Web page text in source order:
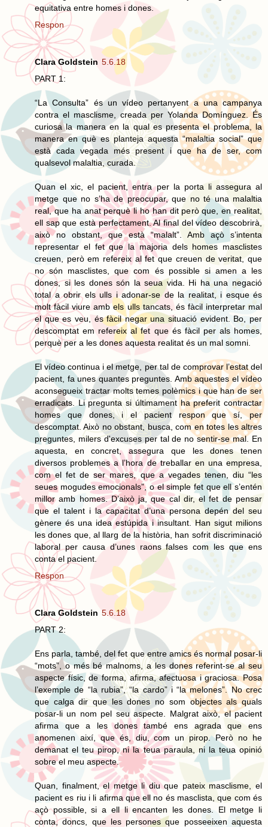
equitativa entre homes i dones.
Respon
Clara Goldstein 5.6.18
PART 1:
“La Consulta” és un vídeo pertanyent a una campanya
contra el masclisme, creada per Yolanda Domínguez. És
curiosa la manera en la qual es presenta el problema, la
manera en què es planteja aquesta “malaltia social” que
està cada vegada més present i que ha de ser, com
qualsevol malaltia, curada.
Quan el xic, el pacient, entra per la porta li assegura al
metge que no s’ha de preocupar, que no té una malaltia
real, que ha anat perquè li ho han dit però que, en realitat,
ell sap que està perfectament. Al final del vídeo descobrirà,
això no obstant, que està “malalt”. Amb açò s’intenta
representar el fet que la majoria dels homes masclistes
creuen, però em refereix al fet que creuen de veritat, que
no són masclistes, que com és possible si amen a les
dones, si les dones són la seua vida. Hi ha una negació
total a obrir els ulls i adonar-se de la realitat, i esque és
molt fàcil viure amb els ulls tancats, és fàcil interpretar mal
el que es veu, és fàcil negar una situació evident. Bo, per
descomptat em refereix al fet que és fàcil per als homes,
perquè per a les dones aquesta realitat és un mal somni.
El vídeo continua i el metge, per tal de comprovar l’estat del
pacient, fa unes quantes preguntes. Amb aquestes el vídeo
aconsegueix tractar molts temes polèmics i que han de ser
erradicats. Li pregunta si últimament ha preferit contractar
homes que dones, i el pacient respon que sí, per
descomptat. Això no obstant, busca, com en totes les altres
preguntes, milers d'excuses per tal de no sentir-se mal. En
aquesta, en concret, assegura que les dones tenen
diversos problemes a l’hora de treballar en una empresa,
com el fet de ser mares, que a vegades tenen, diu “les
seues mogudes emocionals”, o el simple fet que ell s’entén
millor amb homes. D’això ja, que cal dir, el fet de pensar
que el talent i la capacitat d’una persona depén del seu
gènere és una idea estúpida i insultant. Han sigut milions
les dones que, al llarg de la història, han sofrit discriminació
laboral per causa d’unes raons falses com les que ens
conta el pacient.
Respon
Clara Goldstein 5.6.18
PART 2:
Ens parla, també, del fet que entre amics és normal posar-li
“mots”, o més bé malnoms, a les dones referint-se al seu
aspecte físic, de forma, afirma, afectuosa i graciosa. Posa
l’exemple de “la rubia”, “la cardo” i “la melones”. No crec
que calga dir que les dones no som objectes als quals
posar-li un nom pel seu aspecte. Malgrat això, el pacient
afirma que a les dones també ens agrada que ens
anomenen així, que és, diu, com un pirop. Però no he
demanat el teu pirop, ni la teua paraula, ni la teua opinió
sobre el meu aspecte.
Quan, finalment, el metge li diu que pateix masclisme, el
pacient es riu i li afirma que ell no és masclista, que com és
açò possible, si a ell li encanten les dones. El metge li
conta, doncs, que les persones que posseeixen aquesta